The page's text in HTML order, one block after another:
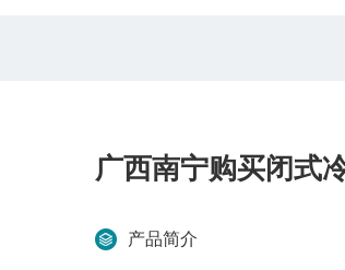
广西南宁购买闭式
产品简介